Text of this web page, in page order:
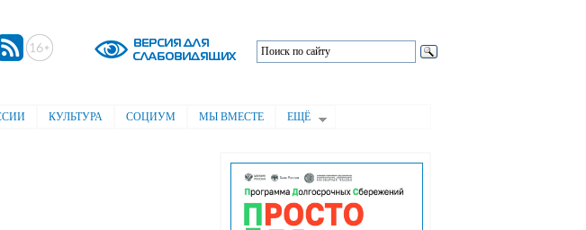
КУЛЬТУРА СОЦИУМ МЫ ВМЕСТЕ ЕЩЁ